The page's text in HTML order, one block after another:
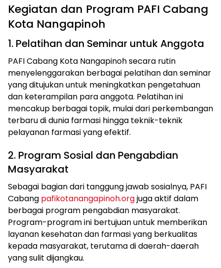
Kegiatan dan Program PAFI Cabang
Kota Nangapinoh
1. Pelatihan dan Seminar untuk Anggota
PAFI Cabang Kota Nangapinoh secara rutin
menyelenggarakan berbagai pelatihan dan seminar
yang ditujukan untuk meningkatkan pengetahuan
dan keterampilan para anggota. Pelatihan ini
mencakup berbagai topik, mulai dari perkembangan
terbaru di dunia farmasi hingga teknik-teknik
pelayanan farmasi yang efektif.
2. Program Sosial dan Pengabdian
Masyarakat
Sebagai bagian dari tanggung jawab sosialnya, PAFI
Cabang pafikotanangapinoh.orgjuga aktif dalam
berbagai program pengabdian masyarakat.
Program-program ini bertujuan untuk memberikan
layanan kesehatan dan farmasi yang berkualitas
kepada masyarakat, terutama di daerah-daerah
yang sulit dijangkau.